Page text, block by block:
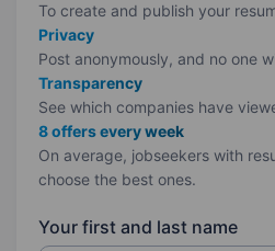
To create and publish your
Privacy
Post anonymously, and no one
Transparency
See which companies have
8 offers every week
On average, jobseekers with
choose the best ones.
Your first and last name